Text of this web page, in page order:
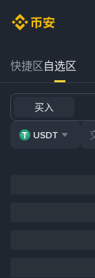
快捷区自选区
买入
USDT